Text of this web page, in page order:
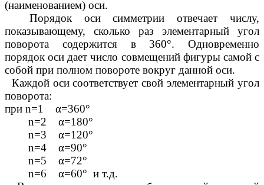
(наименованием) оси.
Порядок оси симметрии отвечает числу,
показывающему, сколько раз элементарный угол
поворота содержится в 360°. Одновременно
порядок оси дает число совмещений фигуры самой с
собой при полном повороте вокруг данной оси.
Каждой оси соответствует свой элементарный угол
поворота:
при n=1 α=360°
n=2 α=180°
n=3 α=120°
n=4 α=90°
n=5 α=72°
n=6 α=60° и т.д.